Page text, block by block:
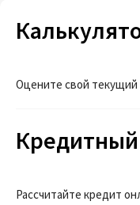
Оцените свой текущий
Рассчитайте кредит